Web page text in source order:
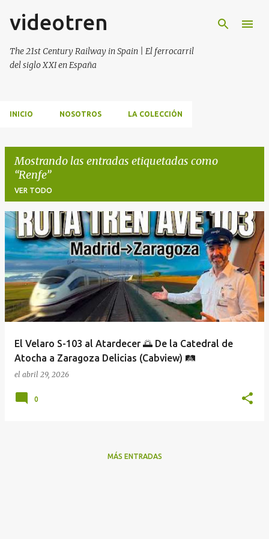
videotren
The 21st Century Railway in Spain | El ferrocarril
del siglo XXI en España
INICIO NOSOTROS LA COLECCIÓN
Mostrando las entradas etiquetadas como
Renfe
VER TODO
E
n
t
r
a
d
El Velaro S-103 al Atardecer 🌅 De la Catedral de
Atocha a Zaragoza Delicias (Cabview) 🛤️
el abril 29, 2026
0
MÁS ENTRADAS